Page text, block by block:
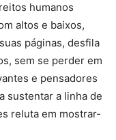
humanos
altos e baixos,
páginas, desfila
sem se perder em
e pensadores
sustentar a linha de
reluta em mostrar-